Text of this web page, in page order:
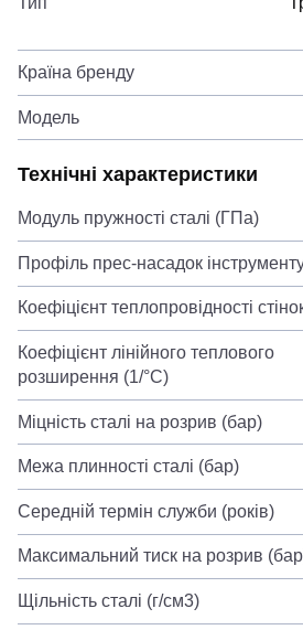
Країна бренду
Модель
Технічні характеристики
Модуль пружності сталі (ГПа)
Профіль прес-насадок
Коефіцієнт теплопровідності
Коефіцієнт лінійного теплового
розширення (1/°С)
Міцність сталі на розрив (бар)
Межа плинності сталі (бар)
Середній термін служби (років)
Максимальний тиск на розрив
Щільність сталі (г/см3)